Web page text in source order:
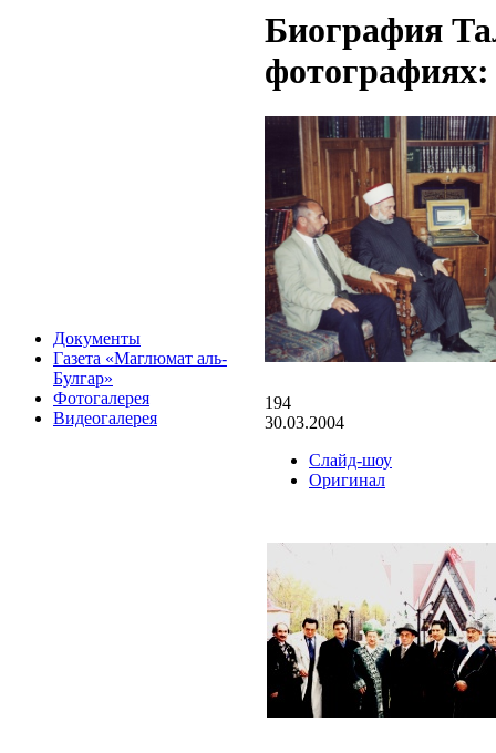
Документы
Газета «Маглюмат аль-
Булгар»
Фотогалерея
Видеогалерея
Биография
фотографиях:
194
30.03.2004
Слайд-шоу
Оригинал